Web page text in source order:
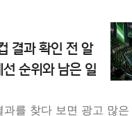
결과 확인 전 알
순위와 남은 일
과를 찾다 보면 광고 많